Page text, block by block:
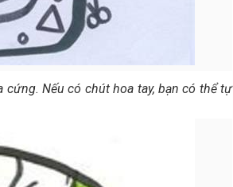
Nếu có chút hoa tay, bạn có thể tự